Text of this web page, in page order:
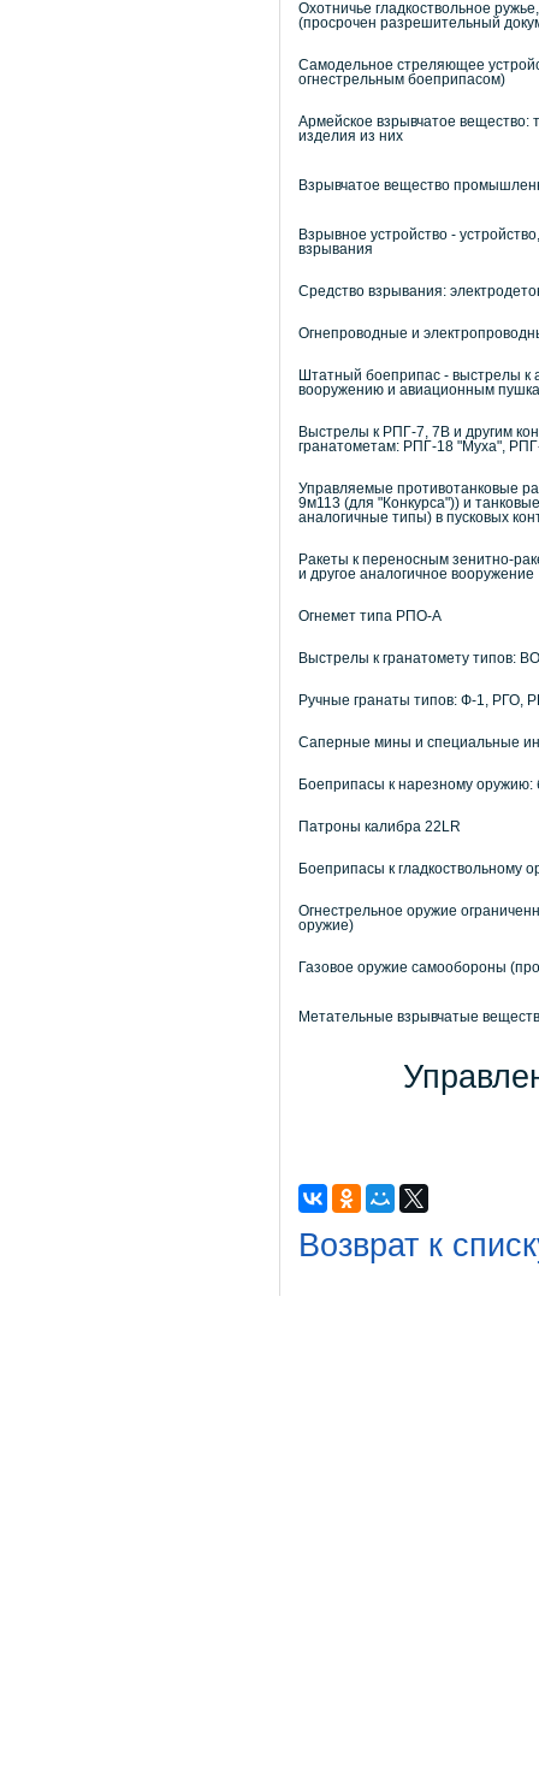
Охотничье гладкоствольное
(просрочен разрешительный
Самодельное стреляющее
огнестрельным боеприпасом)
Армейское взрывчатое вещество:
изделия из них
Взрывчатое вещество
Взрывное устройство -
взрывания
Средство взрывания:
Огнепроводные и
Штатный боеприпас - выстрелы к
вооружению и авиационным
Выстрелы к РПГ-7, 7В и другим
гранатометам: РПГ-18 "Муха",
Управляемые противотанковые
9м113 (для "Конкурса")) и
аналогичные типы) в пусковых
Ракеты к переносным зенитно-
и другое аналогичное вооружение
Огнемет типа РПО-А
Выстрелы к гранатомету типов:
Ручные гранаты типов: Ф-1, РГО,
Саперные мины и специальные
Боеприпасы к нарезному
Патроны калибра 22LR
Боеприпасы к гладкоствольному
Огнестрельное оружие
оружие)
Газовое оружие самообороны
Метательные взрывчатые
Возврат к